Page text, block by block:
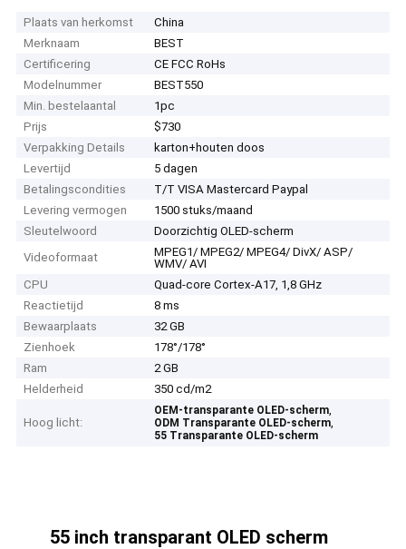
Plaats van herkomst
China
Merknaam
BEST
Certificering
CE FCC RoHs
Modelnummer
BEST550
Min. bestelaantal
1pc
Prijs
$730
Verpakking Details
karton+houten doos
Levertijd
5 dagen
Betalingscondities
T/T VISA Mastercard Paypal
Levering vermogen
1500 stuks/maand
Sleutelwoord
Doorzichtig OLED-scherm
Videoformaat
MPEG1/ MPEG2/ MPEG4/ DivX/ ASP/
WMV/ AVI
CPU
Quad-core Cortex-A17, 1,8 GHz
Reactietijd
8 ms
Bewaarplaats
32 GB
Zienhoek
178°/178°
Ram
2 GB
Helderheid
350 cd/m2
Hoog licht:
OEM-transparante OLED-scherm,
ODM Transparante OLED-scherm,
55 Transparante OLED-scherm
55 inch transparant OLED scherm